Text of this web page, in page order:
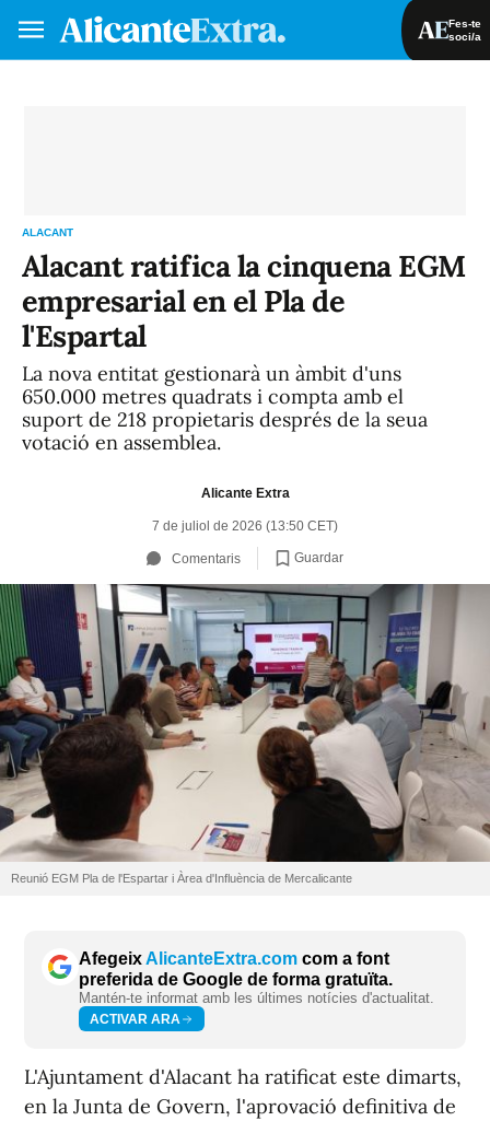
Fes-te
soci/a
ALACANT
Alacant ratifica la cinquena EGM
empresarial en el Pla de
l'Espartal
La nova entitat gestionarà un àmbit d'uns
650.000 metres quadrats i compta amb el
suport de 218 propietaris després de la seua
votació en assemblea.
Alicante Extra
7 de juliol de 2026 (13:50 CET)
Comentaris Guardar
Reunió EGM Pla de l'Espartar i Àrea d'Influència de Mercalicante
AfegeixAlicanteExtra.com com a font
preferida de Google de forma gratuïta.
Mantén-te informat amb les últimes notícies d'actualitat.
ACTIVAR ARA
L'Ajuntament d'Alacant ha ratificat este dimarts,
en la Junta de Govern, l'aprovació definitiva de